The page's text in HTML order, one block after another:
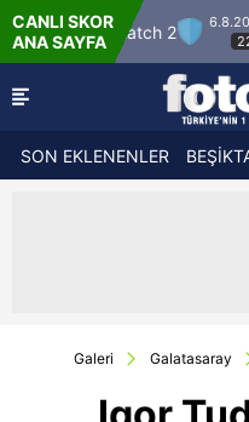
CANLI SKOR
ANA SAYFA
6.8.2026 - Per
22:00
Winner
SON EKLENENLER
Galeri Galatasaray